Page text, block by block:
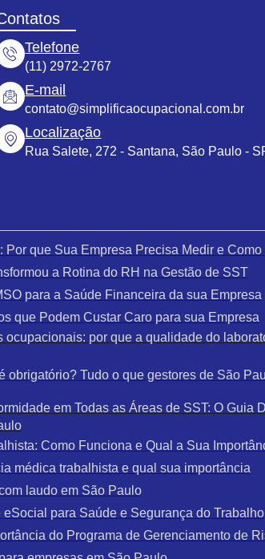
Telefone
(11) 2972-2767
E-mail
contato@simplificaocupacional.com.br
Localização
Rua Salete, 272 - Santana, São Paulo -
Por que Sua Empresa Precisa Medir e Como
a Rotina do RH na Gestão de SST
para a Saúde Financeira da sua Empresa
que Podem Custar Caro para sua Empresa
ocupacionais: por que a qualidade do
obrigatório? Tudo o que gestores de São
em Todas as Áreas de SST: O Guia
Como Funciona e Qual a Sua
médica trabalhista e qual sua importância
laudo em São Paulo
para Saúde e Segurança do Trabalho
do Programa de Gerenciamento de